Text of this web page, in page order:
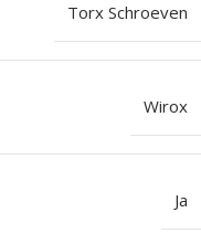
Torx Schroeven
Wirox
Ja